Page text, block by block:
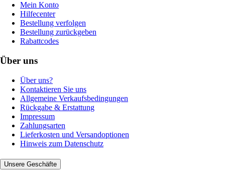
Mein Konto
Hilfecenter
Bestellung verfolgen
Bestellung zurückgeben
Rabattcodes
Über uns
Über uns?
Kontaktieren Sie uns
Allgemeine Verkaufsbedingungen
Rückgabe & Erstattung
Impressum
Zahlungsarten
Lieferkosten und Versandoptionen
Hinweis zum Datenschutz
Unsere Geschäfte